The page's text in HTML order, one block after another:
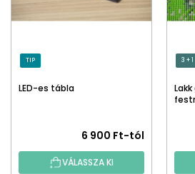
TIP
LED-es tábla
6 900 Ft-tól
VÁLASSZA KI
3 + 1